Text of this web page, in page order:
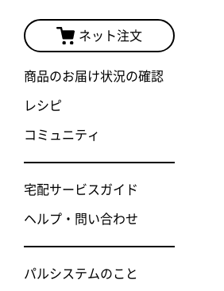
ネット注文
商品のお届け状況の確認
レシピ
コミュニティ
宅配サービスガイド
ヘルプ・問い合わせ
パルシステムのこと